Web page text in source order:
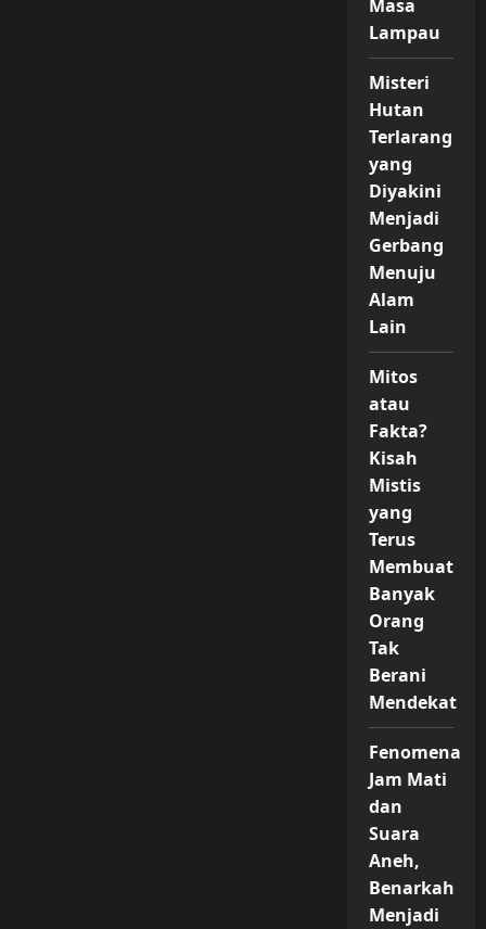
Masa
Lampau
Misteri
Hutan
Terlarang
yang
Diyakini
Menjadi
Gerbang
Menuju
Alam
Lain
Mitos
atau
Fakta?
Kisah
Mistis
yang
Terus
Membuat
Banyak
Orang
Tak
Berani
Mendekat
Fenomena
Jam Mati
dan
Suara
Aneh,
Benarkah
Menjadi